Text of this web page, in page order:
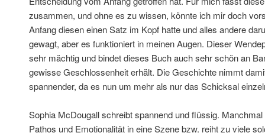
zusammen, und ohne es zu wissen, könnte ich mir doch
Anfang diesen einen Satz im Kopf hatte und alles andere
gewagt, aber es funktioniert in meinen Augen. Dieser
sehr mächtig und bindet dieses Buch auch sehr schön an
gewisse Geschlossenheit erhält. Die Geschichte nimmt
spannender, da es nun um mehr als nur das Schicksal
Sophia McDougall schreibt spannend und flüssig.
Pathos und Emotionalität in eine Szene bzw. reiht zu viele